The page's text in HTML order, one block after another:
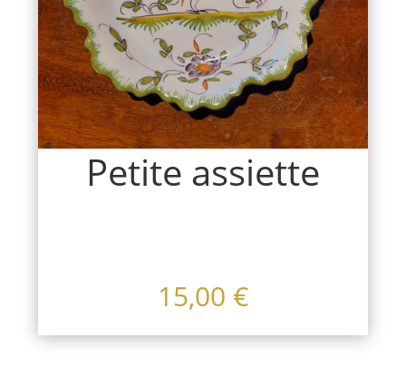
Petite assiette
15,00 €